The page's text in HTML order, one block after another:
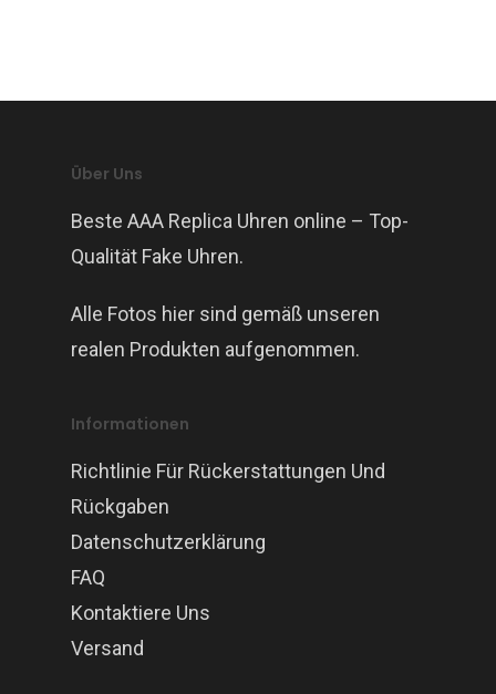
Über Uns
Beste AAA Replica Uhren online – Top-
Qualität Fake Uhren.
Alle Fotos hier sind gemäß unseren
realen Produkten aufgenommen.
Informationen
Richtlinie Für Rückerstattungen Und
Rückgaben
Datenschutzerklärung
FAQ
Kontaktiere Uns
Versand